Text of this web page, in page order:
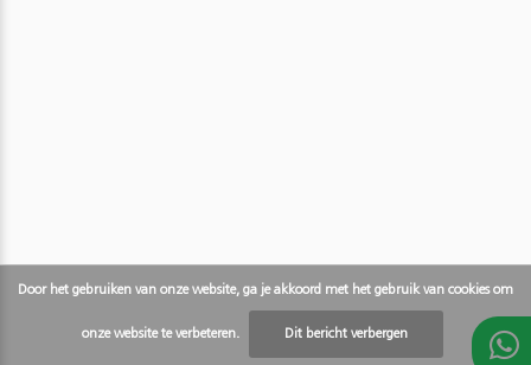
Door het gebruiken van onze website, ga je akkoord met het gebruik van cookies om
onze website te verbeteren. Dit bericht verbergen